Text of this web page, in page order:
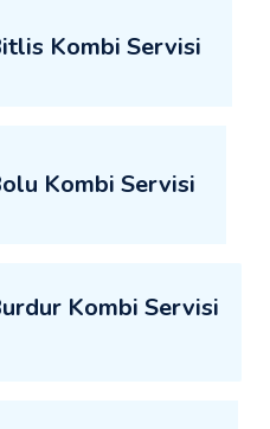
Kombi Servisi
Kombi Servisi
Kombi Servisi